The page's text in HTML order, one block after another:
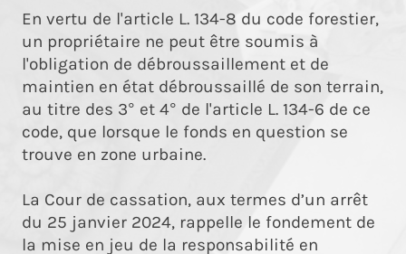
En vertu de l'article L. 134-8 du code forestier,
un propriétaire ne peut être soumis à
l'obligation de débroussaillement et de
maintien en état débroussaillé de son terrain,
au titre des 3° et 4° de l'article L. 134-6 de ce
code, que lorsque le fonds en question se
trouve en zone urbaine.
La Cour de cassation, aux termes d’un arrêt
du 25 janvier 2024, rappelle le fondement de
la mise en jeu de la responsabilité en